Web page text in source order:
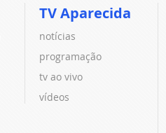
TV Aparecida
notícias
programação
tv ao vivo
vídeos